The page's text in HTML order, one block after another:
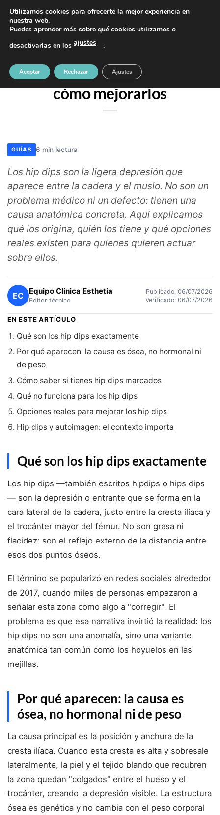
contenido
PIDE TU CITA AL TELÉFONO 637 42 97 25
Hip dips: qué son, causas y
cómo mejorarlos
GUÍAS 6 min lectura
Los hip dips son la ligera depresión que
aparece entre la cadera y el muslo. No son un
problema médico ni un defecto: tienen una
causa anatómica concreta. Aquí explicamos
qué los origina, quién los tiene y qué opciones
reales existen para quienes quieren actuar
sobre ellos.
EC Equipo Clínica Esthetia
Editor técnico
Publicado: 06/07/2026
Verificado: 06/07/2026
EN ESTE ARTÍCULO
Qué son los hip dips exactamente
Por qué aparecen: la causa es ósea, no hormonal ni
de peso
Cómo saber si tienes hip dips marcados
Qué no funciona para los hip dips
Opciones reales para mejorar los hip dips
Hip dips y autoimagen: el contexto importa
Qué son los hip dips exactamente
Los hip dips —también escritos hipdips o hips dips
— son la depresión o entrante que se forma en la
cara lateral de la cadera, justo entre la cresta ilíaca y
el trocánter mayor del fémur. No son grasa ni
flacidez: son el reflejo externo de la distancia entre
esos dos puntos óseos.
El término se popularizó en redes sociales alrededor
de 2017, cuando miles de personas empezaron a
señalar esta zona como algo a "corregir". El
problema es que esa narrativa invirtió la realidad: los
hip dips no son una anomalía, sino una variante
anatómica tan común como los hoyuelos en las
mejillas.
Por qué aparecen: la causa es
ósea, no hormonal ni de peso
La causa principal es la posición y anchura de la
cresta ilíaca. Cuando esta cresta es alta y sobresale
lateralmente, la piel y el tejido blando que recubren
la zona quedan "colgados" entre el hueso y el
trocánter, creando la depresión visible. La estructura
ósea es genética y no cambia con el peso corporal
Utilizamos cookies para ofrecerte la mejor experiencia en
nuestra web.
Puedes aprender más sobre qué cookies utilizamos o
desactivarlas en los ajustes .
Aceptar Rechazar Ajustes